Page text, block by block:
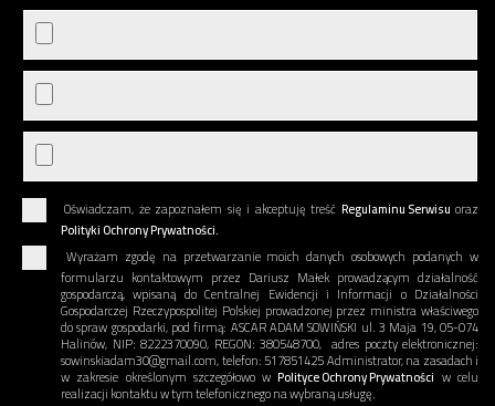
Oświadczam, że zapoznałem się i akceptuję treść Regulaminu Serwisu oraz
Polityki Ochrony Prywatności.
Wyrażam zgodę na przetwarzanie moich danych osobowych podanych w
formularzu kontaktowym przez Dariusz Małek prowadzącym działalność
gospodarczą, wpisaną do Centralnej Ewidencji i Informacji o Działalności
Gospodarczej Rzeczypospolitej Polskiej prowadzonej przez ministra właściwego
do spraw gospodarki, pod firmą: ASCAR ADAM SOWIŃSKI ul. 3 Maja 19, 05-074
Halinów, NIP: 8222370090, REGON: 380548700, adres poczty elektronicznej:
sowinskiadam30@gmail.com, telefon: 517851425 Administrator, na zasadach i
w zakresie określonym szczegółowo wPolityce Ochrony Prywatności w celu
realizacji kontaktu w tym telefonicznego na wybraną usługę.